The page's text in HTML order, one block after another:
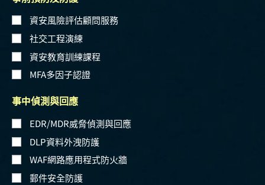
資安風險評估顧問服務
社交工程演練
資安教育訓練課程
MFA多因子認證
事中偵測與回應
EDR/MDR威脅偵測與回應
DLP資料外洩防護
WAF網路應用程式防火牆
郵件安全防護